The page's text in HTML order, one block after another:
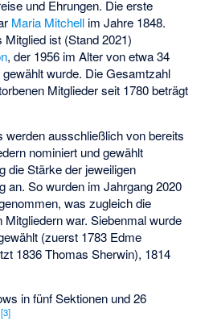
und Ehrungen. Die erste
Maria Mitchell im Jahre 1848.
ist (Stand 2021)
, der 1956 im Alter von etwa 34
wurde. Die Gesamtzahl
Mitglieder seit 1780 beträgt
werden ausschließlich von bereits
nominiert und gewählt
die Stärke der jeweiligen
an. So wurden im Jahrgang 2020
was zugleich die
war. Siebenmal wurde
(zuerst 1783 Edme
1836Thomas Sherwin), 1814
in fünf Sektionen und 26
[3]